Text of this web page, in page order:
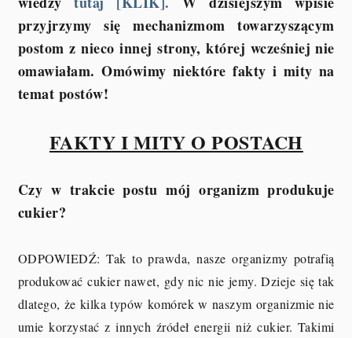
przyjrzymy się mechanizmom towarzyszącym
postom z nieco innej strony, której wcześniej nie
omawiałam. Omówimy niektóre fakty i mity na
temat postów!
FAKTY I MITY O POSTACH
Czy w trakcie postu mój organizm produkuje
cukier?
ODPOWIEDŹ: Tak to prawda, nasze organizmy potrafią
produkować cukier nawet, gdy nic nie jemy. Dzieje się tak
dlatego, że kilka typów komórek w naszym organizmie nie
umie korzystać z innych źródeł energii niż cukier. Takimi